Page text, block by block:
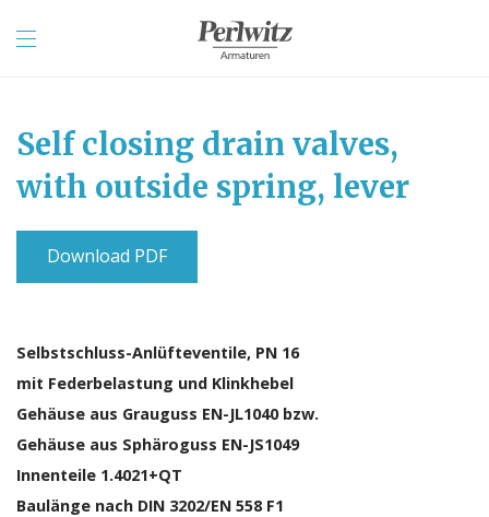
Self closing drain valves,
with outside spring, lever
Download PDF
Selbstschluss-Anlüfteventile, PN 16
mit Federbelastung und Klinkhebel
Gehäuse aus Grauguss EN-JL1040 bzw.
Gehäuse aus Sphäroguss EN-JS1049
Innenteile 1.4021+QT
Baulänge nach DIN 3202/EN 558 F1